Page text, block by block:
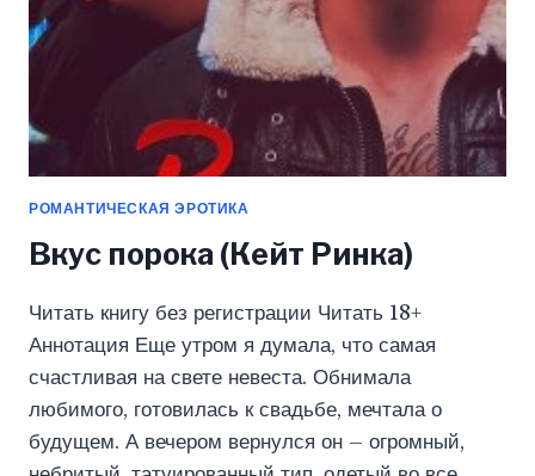
РОМАНТИЧЕСКАЯ ЭРОТИКА
Вкус порока (Кейт Ринка)
Читать книгу без регистрации Читать 18+
Аннотация Еще утром я думала, что самая
счастливая на свете невеста. Обнимала
любимого, готовилась к свадьбе, мечтала о
будущем. А вечером вернулся он – огромный,